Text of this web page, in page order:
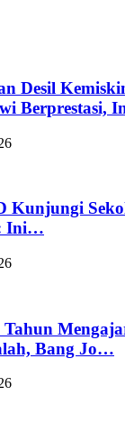
Desil
Berprestasi,
Kunjungi
Ini…
Tahun
Bang Jo…